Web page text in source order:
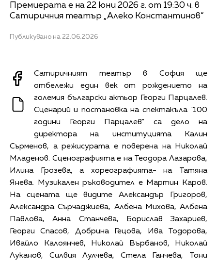
Премиерата е на 22 юни 2026 г. от 19:30 ч. в
Сатиричния театър „Алеко Константинов“
Публикувано на 22.06.2026
Сатиричният театър в София ще
отбележи един век от рождението на
големия български актьор Георги Парцалев.
Сценарий и постановка на спектакъла "100
години Георги Парцалев" са дело на
директора на институцията Калин
Сърменов, а режисурата е поверена на Николай
Младенов. Сценографията е на Теодора Лазарова,
Илина Грозева, а хореографията- на Татяна
Янева. Музикален ръководител е Мартин Каров.
На сцената ще видите Александър Григоров,
Александра Сърчаджиева, Албена Михова, Албена
Павлова, Анна Станчева, Борислав Захариев,
Георги Спасов, Добрина Гецова, Ива Тодорова,
Ивайло Калоянчев, Николай Върбанов, Николай
Луканов, Силвия Лулчева, Стела Ганчева, Тони